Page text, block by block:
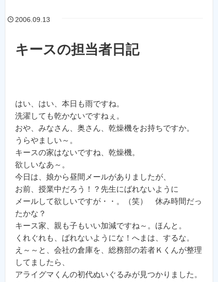
2006.09.13
キースの担当者日記
はい、はい、本日も雨ですね。
洗濯しても乾かないですねぇ。
おや、みなさん、奥さん、乾燥機をお持ちですか。
うらやましい～。
キースの家はないですね、乾燥機。
欲しいなあ～。
今日は、娘から昼間メールがありましたが、
お前、授業中だろう！？先生にばれないように
メールして欲しいですが・・。（笑） 休み時間だっ
たかな？
キース家、親も子もいい加減ですね～。ほんと。
くれぐれも、ばれないようにな！へまは、するな。
え～～と、会社の倉庫を、総務部の若者Ｋくんが整理
してましたら、
アライグマくんの初代ぬいぐるみが見つかりました。